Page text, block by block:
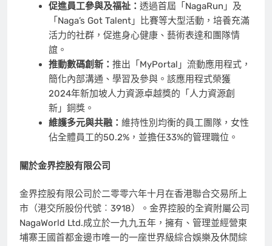
促進員工參與及福祉： 透過首屆「NagaRun」及
「Naga’s Got Talent」比賽等大型活動，培養充滿
活力的社群，促進身心健康、藝術表達和團隊情
誼。
推動數碼創新： 推出「MyPortal」流動應用程式，
簡化內部溝通、學習及參與。該應用程式榮獲
2024年新加坡人力資源卓越獎的「人力資源創
新」銅獎。
維護多元與共融： 維持性別均衡的員工團隊，女性
佔全體員工的50.2%，並擔任33%的管理職位。
關於金界控股有限公司
金界控股有限公司於二零零六年十月在香港聯合交易所上
市（港交所股份代號︰3918）。金界控股的全資附屬公司
NagaWorld Ltd.成立於一九九五年，擁有、管理並經營柬
埔寨王國首都金邊市唯一的一座世界級綜合娛樂及休閒綜